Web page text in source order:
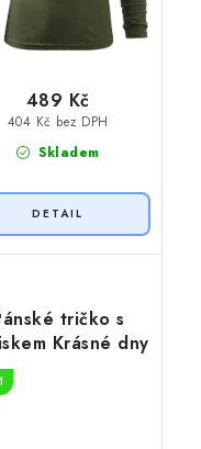
Skladem
404 Kč bez DPH
489 Kč
tričko s
Krásné dny